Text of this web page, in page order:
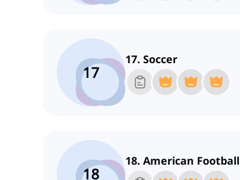
17
17. Soccer
18
18. American Football